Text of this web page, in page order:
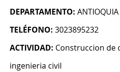
DEPARTAMENTO: ANTIOQUIA
TELÉFONO: 3023895232
ACTIVIDAD: Construccion de
ingenieria civil